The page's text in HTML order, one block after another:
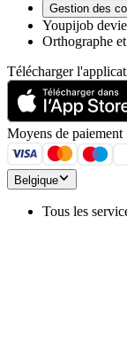
Gestion des
Youpijob
Orthographe
Télécharger
Moyens de paiement
Belgique
Tous les